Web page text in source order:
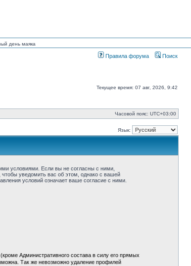
день маяка
Правила форума Поиск
Текущее время: 07 авг, 2026, 9:42
Часовой пояс: UTC+03:00
Язык:
условиями. Если вы не согласны с ними,
уведомить вас об этом, однако с вашей
условий означает ваше согласие с ними.
Административного состава в силу его прямых
Так же невозможно удаление профилей